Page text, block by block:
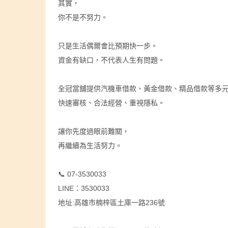
其實，
你不是不努力。
只是生活偶爾會比預期快一步。
資金有缺口，不代表人生有問題。
全冠當舖提供汽機車借款、黃金借款、精品借款等多
快速審核、合法經營、重視隱私。
讓你先度過眼前難關，
再繼續為生活努力。
📞 07-3530033
LINE：3530033
地址:高雄市楠梓區土庫一路236號